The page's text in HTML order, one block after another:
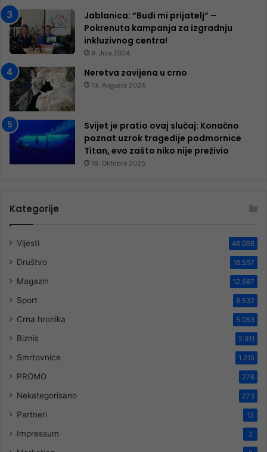
Jablanica: “Budi mi prijatelj” –
Pokrenuta kampanja za izgradnju
inkluzivnog centra!
9. Jula 2024.
Neretva zavijena u crno
13. Augusta 2024.
Svijet je pratio ovaj slučaj: Konačno
poznat uzrok tragedije podmornice
Titan, evo zašto niko nije preživio
16. Oktobra 2025.
Kategorije
Vijesti 46.068
Društvo 18.557
Magazin 12.567
Sport 8.532
Crna hronika 5.053
Biznis 2.911
Smrtovnice 1.215
PROMO 278
Nekategorisano 273
Partneri 13
Impressum 2